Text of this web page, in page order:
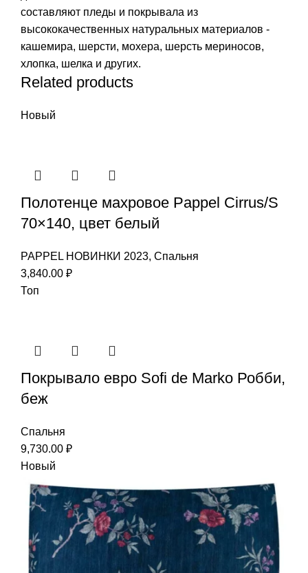
составляют пледы и покрывала из
высококачественных натуральных материалов -
кашемира, шерсти, мохера, шерсть мериносов,
хлопка, шелка и других.
Related products
Новый
Полотенце махровое Pappel Cirrus/S
70×140, цвет белый
PAPPEL НОВИНКИ 2023, Спальня
3,840.00 ₽
Топ
Покрывало евро Sofi de Marko Робби,
беж
Спальня
9,730.00 ₽
Новый